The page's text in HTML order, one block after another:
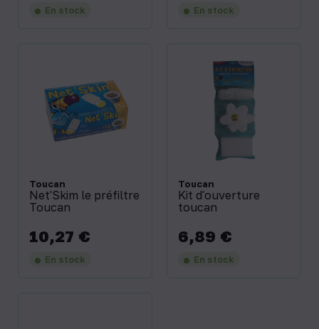
En stock En stock
Toucan
Net'Skim le préfiltre
Toucan
Prix
10,27 €
En stock
Toucan
Kit d'ouverture
toucan
Prix
6,89 €
En stock